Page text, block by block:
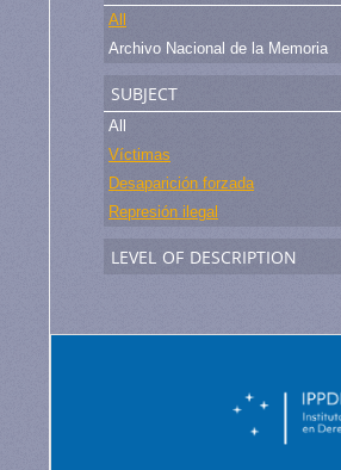
All
Archivo Nacional de la Memoria
subject
All
Víctimas
Desaparición forzada
Represión ilegal
level of description